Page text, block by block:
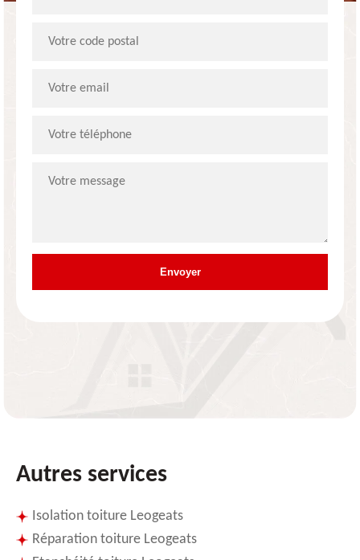
Autres services
Isolation toiture Leogeats
Réparation toiture Leogeats